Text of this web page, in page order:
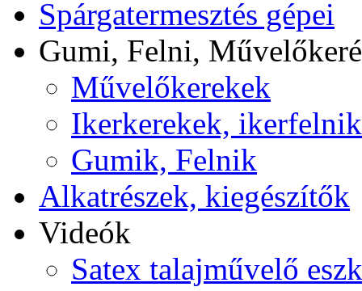
Spárgatermesztés gépei
Gumi, Felni,
Művelőkerekek
Ikerkerekek, ikerfelnik
Gumik, Felnik
Alkatrészek, kiegészítők
Videók
Satex talajművelő